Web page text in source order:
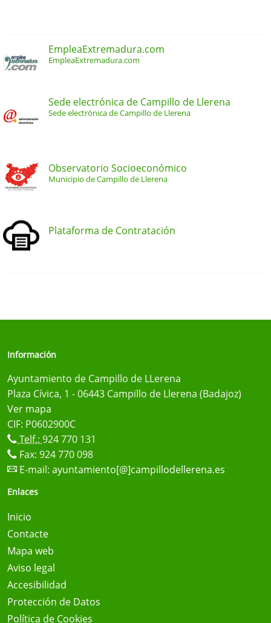
EmpleaExtremadura.com
EmpleaExtremadura.com
Sede electrónica de Campillo de Llerena
Sede electrónica de Campillo de Llerena
Observatorio Socioeconómico
Municipio de Campillo de Llerena
Plataforma de Contratación
Información
Ayuntamiento de Campillo de LLerena
Plaza Cívica, 1 - 06443 Campillo de Llerena (Badajoz)
Ver mapa
CIF: P0602900C
Telf.: 924 770 131
Fax: 924 770 098
E-mail: ayuntamiento[@]campillodellerena.es
Enlaces
Inicio
Contacte
Mapa web
Aviso legal
Accesibilidad
Protección de Datos
Política de Cookies